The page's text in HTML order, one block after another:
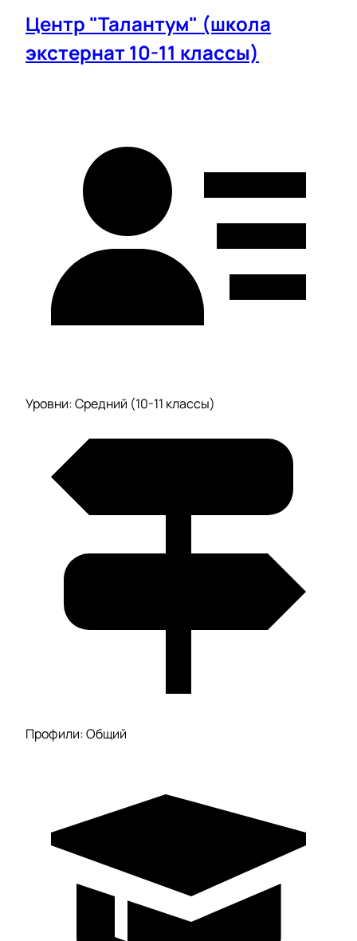
Центр "Талантум" (школа
экстернат 10-11 классы)
Уровни: Средний (10-11 классы)
Профили: Общий